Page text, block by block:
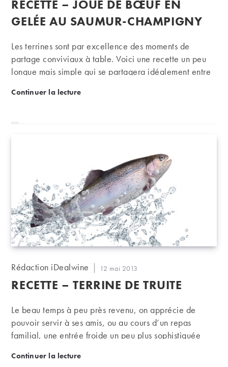
la
publication :
RECETTE – JOUE DE BŒUF EN
GELÉE AU SAUMUR-CHAMPIGNY
Les terrines sont par excellence des moments de
partage conviviaux à table. Voici une recette un peu
longue mais simple qui se partagera idéalement entre
par exemple un saumur-champigny.
Continuer la lectureRecette – Joue de bœuf en gelée au saumur-
Auteur/autrice
la
Rédaction iDealwine
Publication
publiée :
12 mai 2013
RECETTE – TERRINE DE TRUITE
Le beau temps à peu près revenu, on apprécie de
pouvoir servir à ses amis, ou au cours d’un repas
familial, une entrée froide un peu plus sophistiquée
poisson fait, par exemple, parfaitement l’affaire.
Continuer la lectureRecette – Terrine de truite